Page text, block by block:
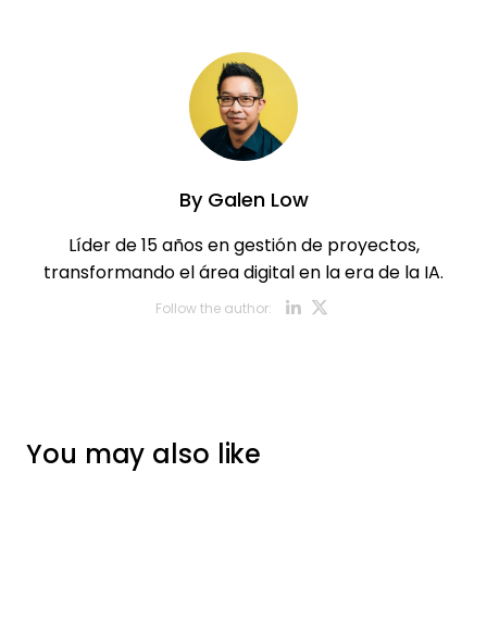
ByGalen Low
Líder de 15 años en gestión de proyectos,
transformando el área digital en la era de la IA.
Follow the author: Opens new
You may also like